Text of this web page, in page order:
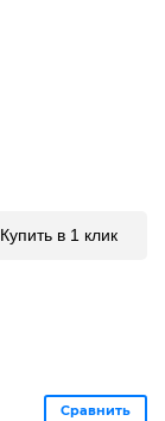
Купить в 1 клик
Сравнить